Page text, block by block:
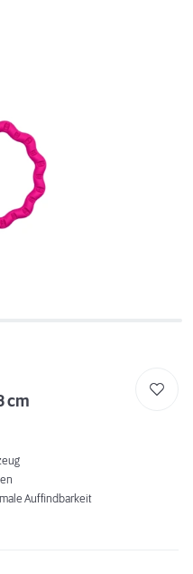
cm
Auffindbarkeit